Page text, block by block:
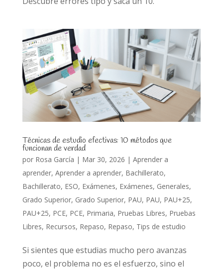
Técnicas de estudio efectivas: 10 métodos que
funcionan de verdad
por Rosa García | Mar 30, 2026 | Aprender a
aprender, Aprender a aprender, Bachillerato,
Bachillerato, ESO, Exámenes, Exámenes, Generales,
Grado Superior, Grado Superior, PAU, PAU, PAU+25,
PAU+25, PCE, PCE, Primaria, Pruebas Libres, Pruebas
Libres, Recursos, Repaso, Repaso, Tips de estudio
Si sientes que estudias mucho pero avanzas
poco, el problema no es el esfuerzo, sino el